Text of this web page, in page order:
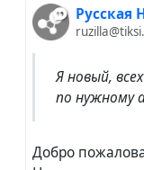
Русская
Я новый,
по нужному
Добро